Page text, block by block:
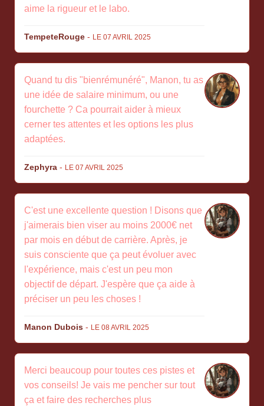
aime la rigueur et le labo.
TempeteRouge - LE 07 AVRIL 2025
Quand tu dis "bienrémunéré", Manon, tu as
une idée de salaire minimum, ou une
fourchette ? Ca pourrait aider à mieux
cerner tes attentes et les options les plus
adaptées.
Zephyra - LE 07 AVRIL 2025
C'est une excellente question ! Disons que
j'aimerais bien viser au moins 2000€ net
par mois en début de carrière. Après, je
suis consciente que ça peut évoluer avec
l'expérience, mais c'est un peu mon
objectif de départ. J'espère que ça aide à
préciser un peu les choses !
Manon Dubois - LE 08 AVRIL 2025
Merci beaucoup pour toutes ces pistes et
vos conseils! Je vais me pencher sur tout
ça et faire des recherches plus